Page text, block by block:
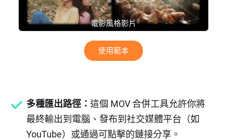
電影風格影片
使用範本
多種匯出路徑：這個 MOV 合併工具允許你將
最終輸出到電腦、發布到社交媒體平台（如
YouTube）或通過可點擊的鏈接分享。